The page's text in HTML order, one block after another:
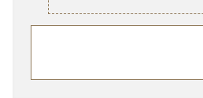
【赤２種】ヴィッラヴィ
【白２種】ヴィッラヴィ